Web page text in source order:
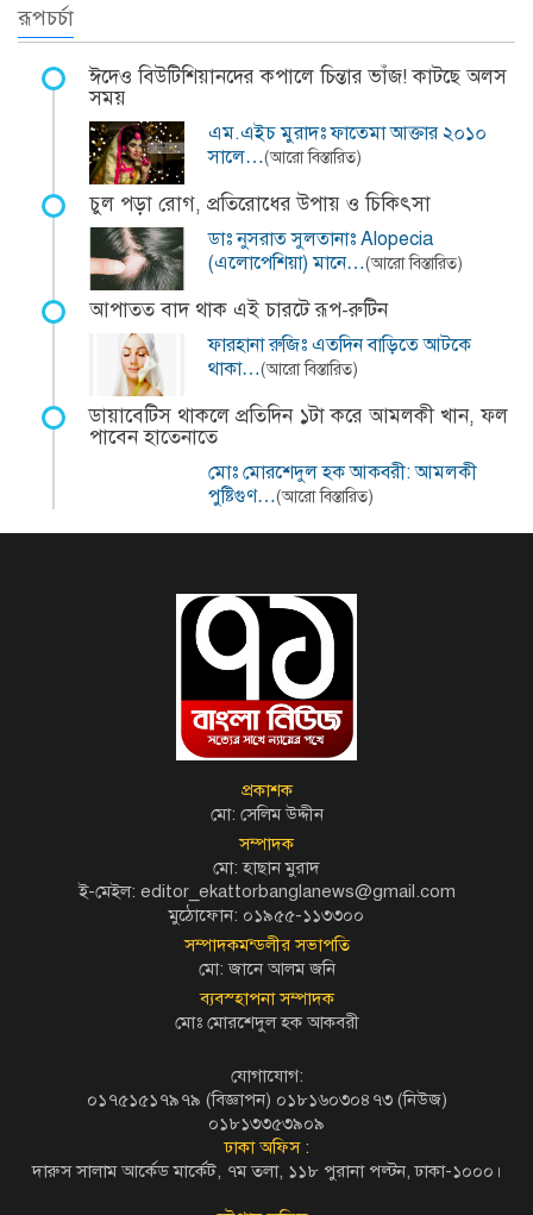
রূপচর্চা
ঈদেও বিউটিশিয়ানদের কপালে চিন্তার ভাঁজ! কাটছে অলস
সময়
এম.এইচ মুরাদঃ ফাতেমা আক্তার ২০১০
সালে…(আরো বিস্তারিত)
চুল পড়া রোগ, প্রতিরোধের উপায় ও চিকিৎসা
ডাঃ নুসরাত সুলতানাঃ Alopecia
(এলোপেশিয়া) মানে…(আরো বিস্তারিত)
আপাতত বাদ থাক এই চারটে রূপ-রুটিন
ফারহানা রুজিঃ এতদিন বাড়িতে আটকে
থাকা…(আরো বিস্তারিত)
ডায়াবেটিস থাকলে প্রতিদিন ১টা করে আমলকী খান, ফল
পাবেন হাতেনাতে
মোঃ মোরশেদুল হক আকবরী: আমলকী
পুষ্টিগুণ…(আরো বিস্তারিত)
প্রকাশক
মো: সেলিম উদ্দীন
সম্পাদক
মো: হাছান মুরাদ
ই-মেইল: editor_ekattorbanglanews@gmail.com
মুঠোফোন: ০১৯৫৫-১১৩৩০০
সম্পাদকমন্ডলীর সভাপতি
মো: জানে আলম জনি
ব্যবস্হাপনা সম্পাদক
মোঃ মোরশেদুল হক আকবরী
যোগাযোগ:
০১৭৫১৫১৭৯৭৯ (বিজ্ঞাপন) ০১৮১৬০৩০৪৭৩ (নিউজ)
০১৮১৩৩৫৩৯০৯
ঢাকা অফিস :
দারুস সালাম আর্কেড মার্কেট, ৭ম তলা, ১১৮ পুরানা পল্টন, ঢাকা-১০০০।